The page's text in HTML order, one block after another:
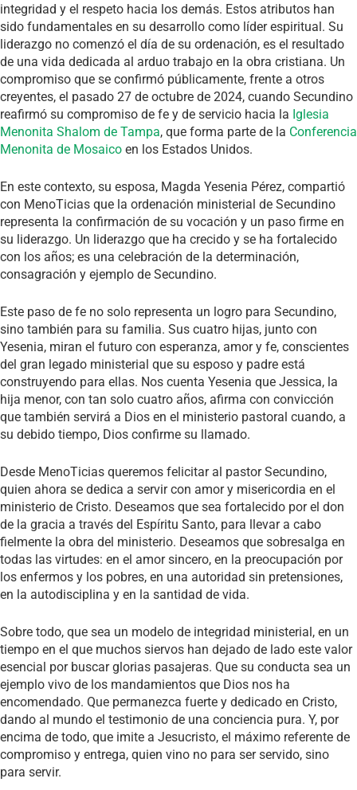
integridad y el respeto hacia los demás. Estos atributos han
sido fundamentales en su desarrollo como líder espiritual. Su
liderazgo no comenzó el día de su ordenación, es el resultado
de una vida dedicada al arduo trabajo en la obra cristiana. Un
compromiso que se confirmó públicamente, frente a otros
creyentes, el pasado 27 de octubre de 2024, cuando Secundino
reafirmó su compromiso de fe y de servicio hacia la Iglesia
Menonita Shalom de Tampa, que forma parte de la Conferencia
Menonita de Mosaico en los Estados Unidos.
En este contexto, su esposa, Magda Yesenia Pérez, compartió
con MenoTicias que la ordenación ministerial de Secundino
representa la confirmación de su vocación y un paso firme en
su liderazgo. Un liderazgo que ha crecido y se ha fortalecido
con los años; es una celebración de la determinación,
consagración y ejemplo de Secundino.
Este paso de fe no solo representa un logro para Secundino,
sino también para su familia. Sus cuatro hijas, junto con
Yesenia, miran el futuro con esperanza, amor y fe, conscientes
del gran legado ministerial que su esposo y padre está
construyendo para ellas. Nos cuenta Yesenia que Jessica, la
hija menor, con tan solo cuatro años, afirma con convicción
que también servirá a Dios en el ministerio pastoral cuando, a
su debido tiempo, Dios confirme su llamado.
Desde MenoTicias queremos felicitar al pastor Secundino,
quien ahora se dedica a servir con amor y misericordia en el
ministerio de Cristo. Deseamos que sea fortalecido por el don
de la gracia a través del Espíritu Santo, para llevar a cabo
fielmente la obra del ministerio. Deseamos que sobresalga en
todas las virtudes: en el amor sincero, en la preocupación por
los enfermos y los pobres, en una autoridad sin pretensiones,
en la autodisciplina y en la santidad de vida.
Sobre todo, que sea un modelo de integridad ministerial, en un
tiempo en el que muchos siervos han dejado de lado este valor
esencial por buscar glorias pasajeras. Que su conducta sea un
ejemplo vivo de los mandamientos que Dios nos ha
encomendado. Que permanezca fuerte y dedicado en Cristo,
dando al mundo el testimonio de una conciencia pura. Y, por
encima de todo, que imite a Jesucristo, el máximo referente de
compromiso y entrega, quien vino no para ser servido, sino
para servir.